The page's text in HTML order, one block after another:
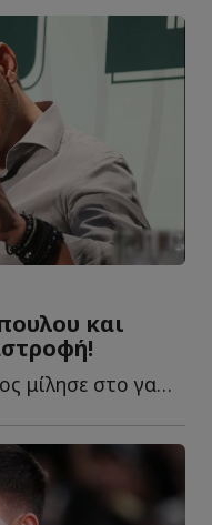
και
Ο Δημήτρης Γιαννακόπουλος μίλησε στο γαλλικό κανάλι Eu...